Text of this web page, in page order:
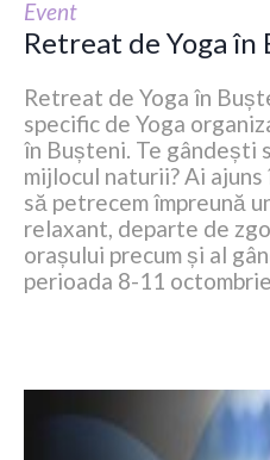
Event
Retreat de Yoga în
Retreat de Yoga în
specific de Yoga
în Bușteni. Te gândești
mijlocul naturii? Ai
să petrecem împreună
relaxant, departe de
orașului precum și al
perioada 8-11